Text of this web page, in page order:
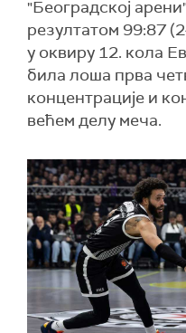
"Београдској
резултатом 99:87
у оквиру 12. кола
била лоша прва
концентрације и
већем делу меча.